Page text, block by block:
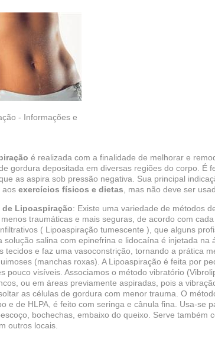
- Informações e
é realizada com a finalidade de melhorar e
gordura depositada em diversas regiões do corpo. É
as aspira sob pressão negativa. Sua principal
aos exercícios físicos e dietas , mas não deve ser
de Lipoaspiração: Existe uma variedade de métodos
traumáticas e mais seguras, de acordo com
( Lipoaspiração tumescente ), que alguns
solução salina com epinefrina e lidocaína é injetada na
tecidos e faz uma vasoconstrição, tornando a prática
(manchas roxas). A Lipoaspiração é feita por
pouco visíveis. Associamos o método vibratório
ou em áreas previamente aspiradas, pois a
as células de gordura com menor trauma. O
e de HLPA, é feito com seringa e cânula fina. Usa-se
bochechas, embaixo do queixo. Serve também
outros locais.